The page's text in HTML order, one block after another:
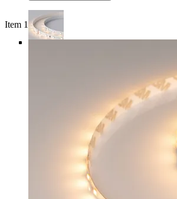
Item 1 of 5